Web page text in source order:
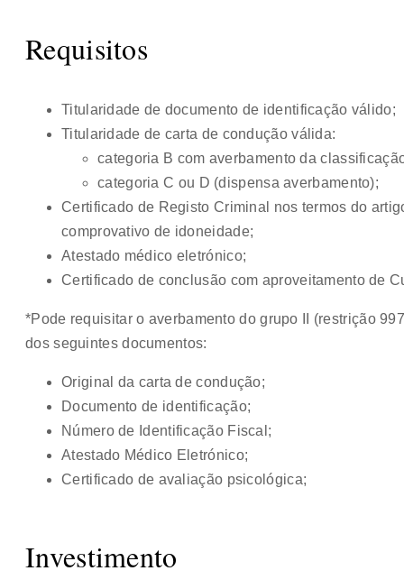
Requisitos
Titularidade de documento de identificação válido;
Titularidade de carta de condução válida:
categoria B com averbamento da
categoria C ou D (dispensa averbamento);
Certificado de Registo Criminal nos termos do
comprovativo de idoneidade;
Atestado médico eletrónico;
Certificado de conclusão com aproveitamento de
*Pode requisitar o averbamento do grupo II (restrição
dos seguintes documentos:
Original da carta de condução;
Documento de identificação;
Número de Identificação Fiscal;
Atestado Médico Eletrónico;
Certificado de avaliação psicológica;
Investimento